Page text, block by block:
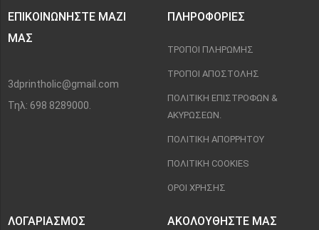
ΕΠΙΚΟΙΝΩΝΉΣΤΕ ΜΑΖΊ
ΜΑΣ
3dprintholic@gmail.com
Τηλ: 698 8289000.
ΠΛΗΡΟΦΟΡΊΕΣ
ΤΡΌΠΟΙ ΠΛΗΡΩΜΉΣ
ΤΡΌΠΟΙ ΑΠΟΣΤΟΛΉΣ
ΠΟΛΙΤΙΚΉ ΕΠΙΣΤΡΟΦΏΝ &
ΑΚΥΡΏΣΕΩΝ.
ΠΟΛΙΤΙΚΉ ΑΠΟΡΡΉΤΟΥ
ΠΟΛΙΤΙΚΉ COOKIES
ΌΡΟΙ ΧΡΉΣΗΣ
ΛΟΓΑΡΙΑΣΜΌΣ ΑΚΟΛΟΥΘΉΣΤΕ ΜΑΣ